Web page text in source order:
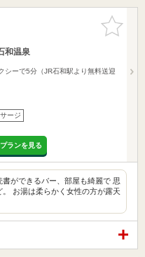
お気に入
りに追加
和温泉
シーで5分（JR石和駅より無料送迎
ージ
ランを見る
ができるバー、部屋も綺麗で 思
お湯は柔らかく女性の方が露天